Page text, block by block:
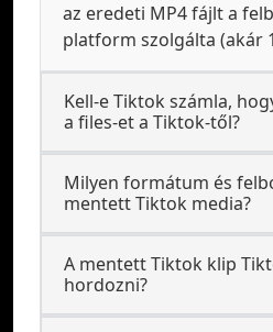
az eredeti MP4 fájlt a
platform szolgálta (akár
Kell-e Tiktok számla,
a files-et a Tiktok-től?
Milyen formátum és
mentett Tiktok media?
A mentett Tiktok klip
hordozni?